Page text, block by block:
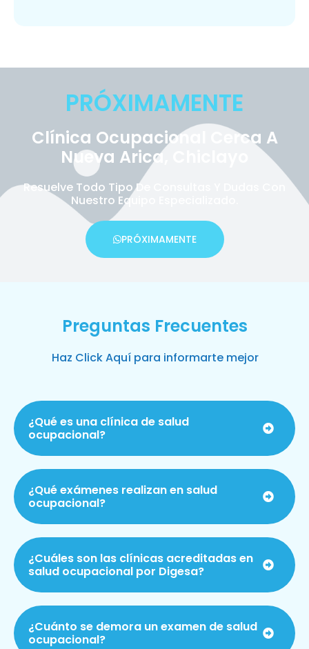
PRÓXIMAMENTE
Clínica Ocupacional Cerca A
Nueva Arica, Chiclayo
Resuelve Todo Tipo De Consultas Y Dudas Con
Nuestro Equipo Especializado.
PRÓXIMAMENTE
Preguntas Frecuentes
Haz Click Aquí para informarte mejor
¿Qué es una clínica de salud
ocupacional?
¿Qué exámenes realizan en salud
ocupacional?
¿Cuáles son las clínicas acreditadas en
salud ocupacional por Digesa?
¿Cuánto se demora un examen de salud
ocupacional?